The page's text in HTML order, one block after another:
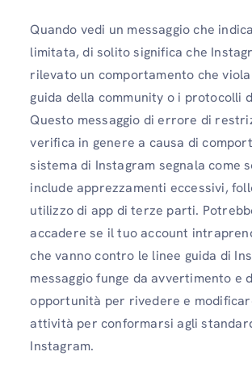
Quando vedi un messaggio che
limitata, di solito significa che
rilevato un comportamento che
guida della community o i protocolli
Questo messaggio di errore di
verifica in genere a causa di
sistema di Instagram segnala come
include apprezzamenti eccessivi,
utilizzo di app di terze parti.
accadere se il tuo account
che vanno contro le linee guida di
messaggio funge da avvertimento e
opportunità per rivedere e
attività per conformarsi agli
Instagram.